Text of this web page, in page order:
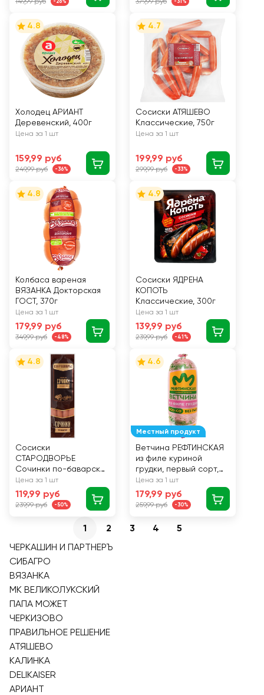
4.8
Холодец АРИАНТ
Деревенский, 400г
Цена за 1 шт
159,99 руб
249,99 руб -36%
4.7
Сосиски АТЯШЕВО
Классические, 750г
Цена за 1 шт
199,99 руб
299,99 руб -33%
4.8
Колбаса вареная
ВЯЗАНКА Докторская
ГОСТ, 370г
Цена за 1 шт
179,99 руб
349,99 руб -48%
4.9
Сосиски ЯДРЕНА
КОПОТЬ
Классические, 300г
Цена за 1 шт
139,99 руб
239,99 руб -41%
4.8
Сосиски
СТАРОДВОРЬЕ
Сочинки по-баварски,
300г
Цена за 1 шт
119,99 руб
239,99 руб -50%
Местный продукт
4.6
Ветчина РЕФТИНСКАЯ
из филе куриной
грудки, первый сорт,
400г
Цена за 1 шт
179,99 руб
259,99 руб -30%
1 2 3 4
5
ЧЕРКАШИН И ПАРТНЕРЪ
СИБАГРО
ВЯЗАНКА
МК ВЕЛИКОЛУКСКИЙ
ПАПА МОЖЕТ
ЧЕРКИЗОВО
ПРАВИЛЬНОЕ РЕШЕНИЕ
АТЯШЕВО
КАЛИНКА
DELIKAISER
АРИАНТ